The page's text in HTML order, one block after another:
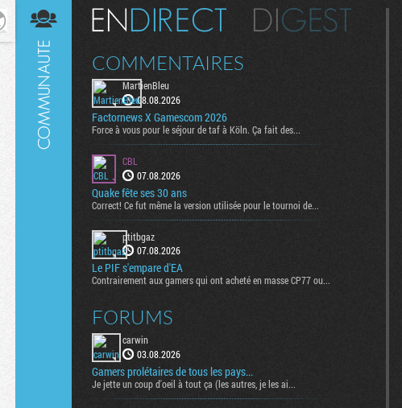
Digest
COMMENTAIRES
MartienBleu
08.08.2026
Factornews X Gamescom 2026
Force à vous pour le séjour de taf à Köln. Ça fait des...
CBL
07.08.2026
Quake fête ses 30 ans
Correct! Ce fut même la version utilisée pour le tournoi de...
ptitbgaz
07.08.2026
Le PIF s'empare d'EA
Contrairement aux gamers qui ont acheté en masse CP77 ou...
FORUMS
carwin
03.08.2026
Gamers prolétaires de tous les pays...
Je jette un coup d'oeil à tout ça (les autres, je les ai...